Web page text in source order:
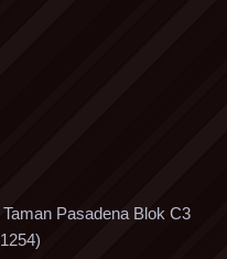
Pasadena Blok C3